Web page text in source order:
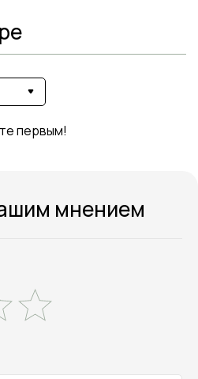
первым!
мнением